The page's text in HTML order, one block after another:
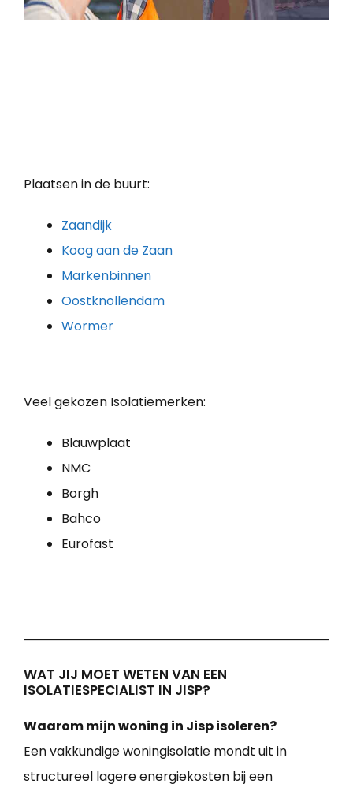
Plaatsen in de buurt:
Zaandijk
Koog aan de Zaan
Markenbinnen
Oostknollendam
Wormer
Veel gekozen Isolatiemerken:
Blauwplaat
NMC
Borgh
Bahco
Eurofast
WAT JIJ MOET WETEN VAN EEN
ISOLATIESPECIALIST IN JISP?
Waarom mijn woning in Jisp isoleren?
Een vakkundige woningisolatie mondt uit in
structureel lagere energiekosten bij een